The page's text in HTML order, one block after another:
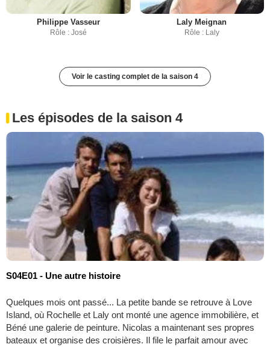
Philippe Vasseur
Rôle : José
Laly Meignan
Rôle : Laly
Voir le casting complet de la saison 4
Les épisodes de la saison 4
S04E01 - Une autre histoire
Quelques mois ont passé... La petite bande se retrouve à Love
Island, où Rochelle et Laly ont monté une agence immobilière, et
Béné une galerie de peinture. Nicolas a maintenant ses propres
bateaux et organise des croisières. Il file le parfait amour avec